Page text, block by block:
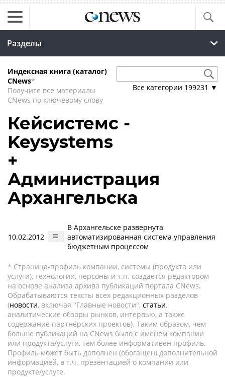
Разделы
Индексная книга (каталог)
CNews*
Получите все материалы
CNews по ключевому слову
Все категории 199231 ▼
Кейсистемс -
Keysystems
+
Администрация
Архангельска
10.02.2012
В Архангельске развернута
автоматизированная система управления
бюджетным процессом
* Страница-профиль компании, системы (продукта или
услуги), технологии, персоны и т.п. создается редактором
на основе анализа архива публикаций портала CNews.
Обрабатываются тексты всех редакционных разделов
(новости, включая "Главные новости", статьи,
аналитические обзоры рынков, интервью, а также
содержание партнёрских проектов). Таким образом, чем
больше публикаций на CNews было с именем компании
или продукта/услуги, тем более информативен профиль.
Профиль может быть дополнен (обогащен) дополнительной
информацией, в т.ч. презентацией о компании или
продукте/услуге.